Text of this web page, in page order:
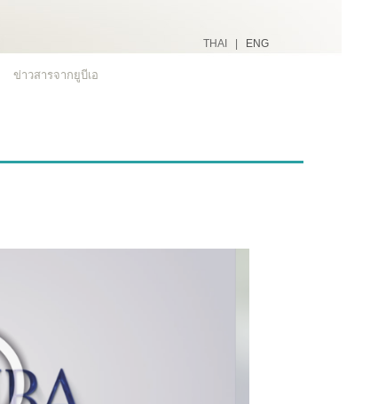
THAI | ENG
ข่าวสารจากยูบีเอ